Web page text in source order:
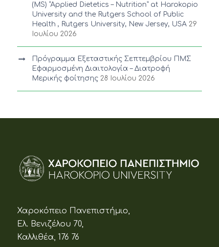
(MS) “Applied Dietetics – Nutrition” at Harokopio
University and the Rutgers School of Public
Health , Rutgers University, New Jersey, USA 29
Ιουλίου 2026
Πρόγραμμα Εξεταστικής Σεπτεμβρίου ΠΜΣ
Εφαρμοσμένη Διαιτολογία – Διατροφή
Μερικής φοίτησης 28 Ιουλίου 2026
Χαροκόπειο Πανεπιστήμιο,
Ελ. Βενιζέλου 70,
Καλλιθέα, 176 76